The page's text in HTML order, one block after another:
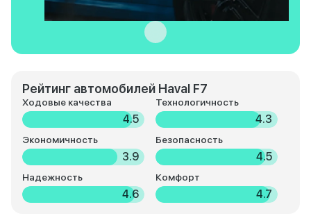
Рейтинг автомобилей Haval F7
Ходовые качества
4.5
Технологичность
4.3
Экономичность
3.9
Безопасность
4.5
Надежность
4.6
Комфорт
4.7